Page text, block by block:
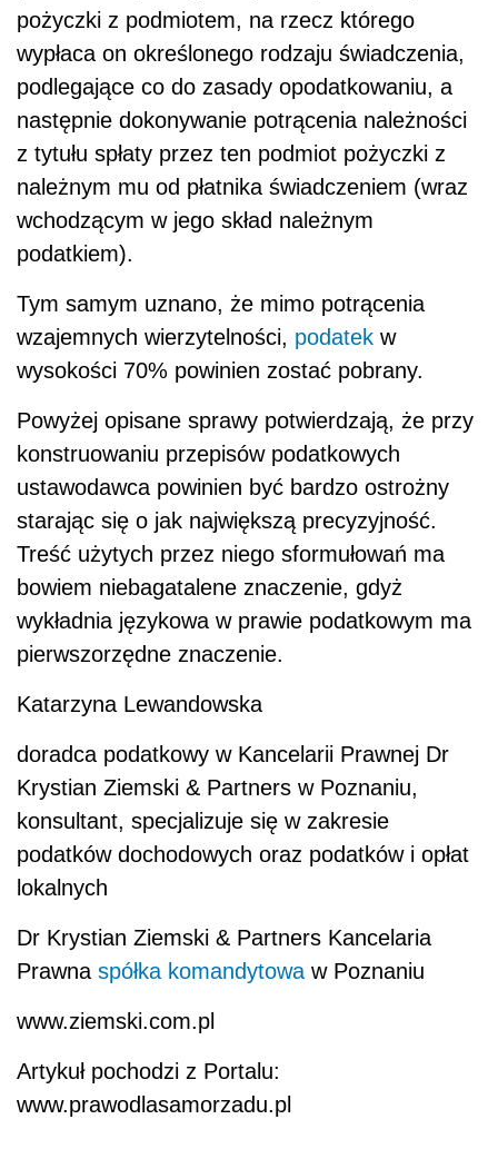
pożyczki z podmiotem, na rzecz którego
wypłaca on określonego rodzaju świadczenia,
podlegające co do zasady opodatkowaniu, a
następnie dokonywanie potrącenia należności
z tytułu spłaty przez ten podmiot pożyczki z
należnym mu od płatnika świadczeniem (wraz
wchodzącym w jego skład należnym
podatkiem).
Tym samym uznano, że mimo potrącenia
wzajemnych wierzytelności, podatek w
wysokości 70% powinien zostać pobrany.
Powyżej opisane sprawy potwierdzają, że przy
konstruowaniu przepisów podatkowych
ustawodawca powinien być bardzo ostrożny
starając się o jak największą precyzyjność.
Treść użytych przez niego sformułowań ma
bowiem niebagatalene znaczenie, gdyż
wykładnia językowa w prawie podatkowym ma
pierwszorzędne znaczenie.
Katarzyna Lewandowska
doradca podatkowy w Kancelarii Prawnej Dr
Krystian Ziemski & Partners w Poznaniu,
konsultant, specjalizuje się w zakresie
podatków dochodowych oraz podatków i opłat
lokalnych
Dr Krystian Ziemski & Partners Kancelaria
Prawna spółka komandytowa w Poznaniu
www.ziemski.com.pl
Artykuł pochodzi z Portalu:
www.prawodlasamorzadu.pl